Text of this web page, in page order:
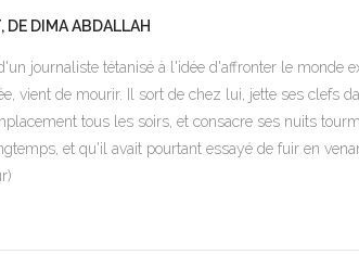
DE DIMA ABDALLAH
d'un journaliste tétanisé à l'idée d'affronter le
vient de mourir. Il sort de chez lui, jette ses clefs
tous les soirs, et consacre ses nuits
et qu'il avait pourtant essayé de fuir en